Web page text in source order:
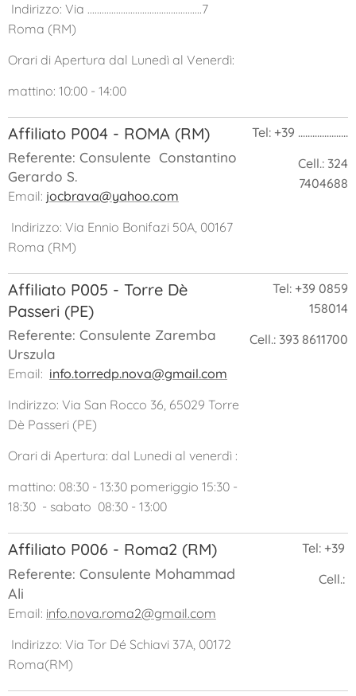
Indirizzo: Via ................................................7
Roma (RM)
Orari di Apertura dal Lunedì al Venerdì:
mattino: 10:00 - 14:00
Affiliato P004 - ROMA (RM)
Referente: Consulente Constantino
Gerardo S.
Email: jocbrava@yahoo.com
Indirizzo: Via Ennio Bonifazi 50A, 00167
Roma (RM)
Tel: +39 .....................
Cell.: 324
7404688
Affiliato P005 - Torre Dè
Passeri (PE)
Referente: Consulente Zaremba
Urszula
Email: info.torredp.nova@gmail.com
Indirizzo: Via San Rocco 36, 65029 Torre
Dè Passeri (PE)
Orari di Apertura: dal Lunedi al venerdì :
mattino: 08:30 - 13:30 pomeriggio 15:30 -
18:30 - sabato 08:30 - 13:00
Tel: +39 0859
158014
Cell.: 393 8611700
Affiliato P006 - Roma2 (RM)
Referente: Consulente Mohammad
Ali
Email: info.nova.roma2@gmail.com
Indirizzo: Via Tor Dé Schiavi 37A, 00172
Roma(RM)
Tel: +39
Cell.: